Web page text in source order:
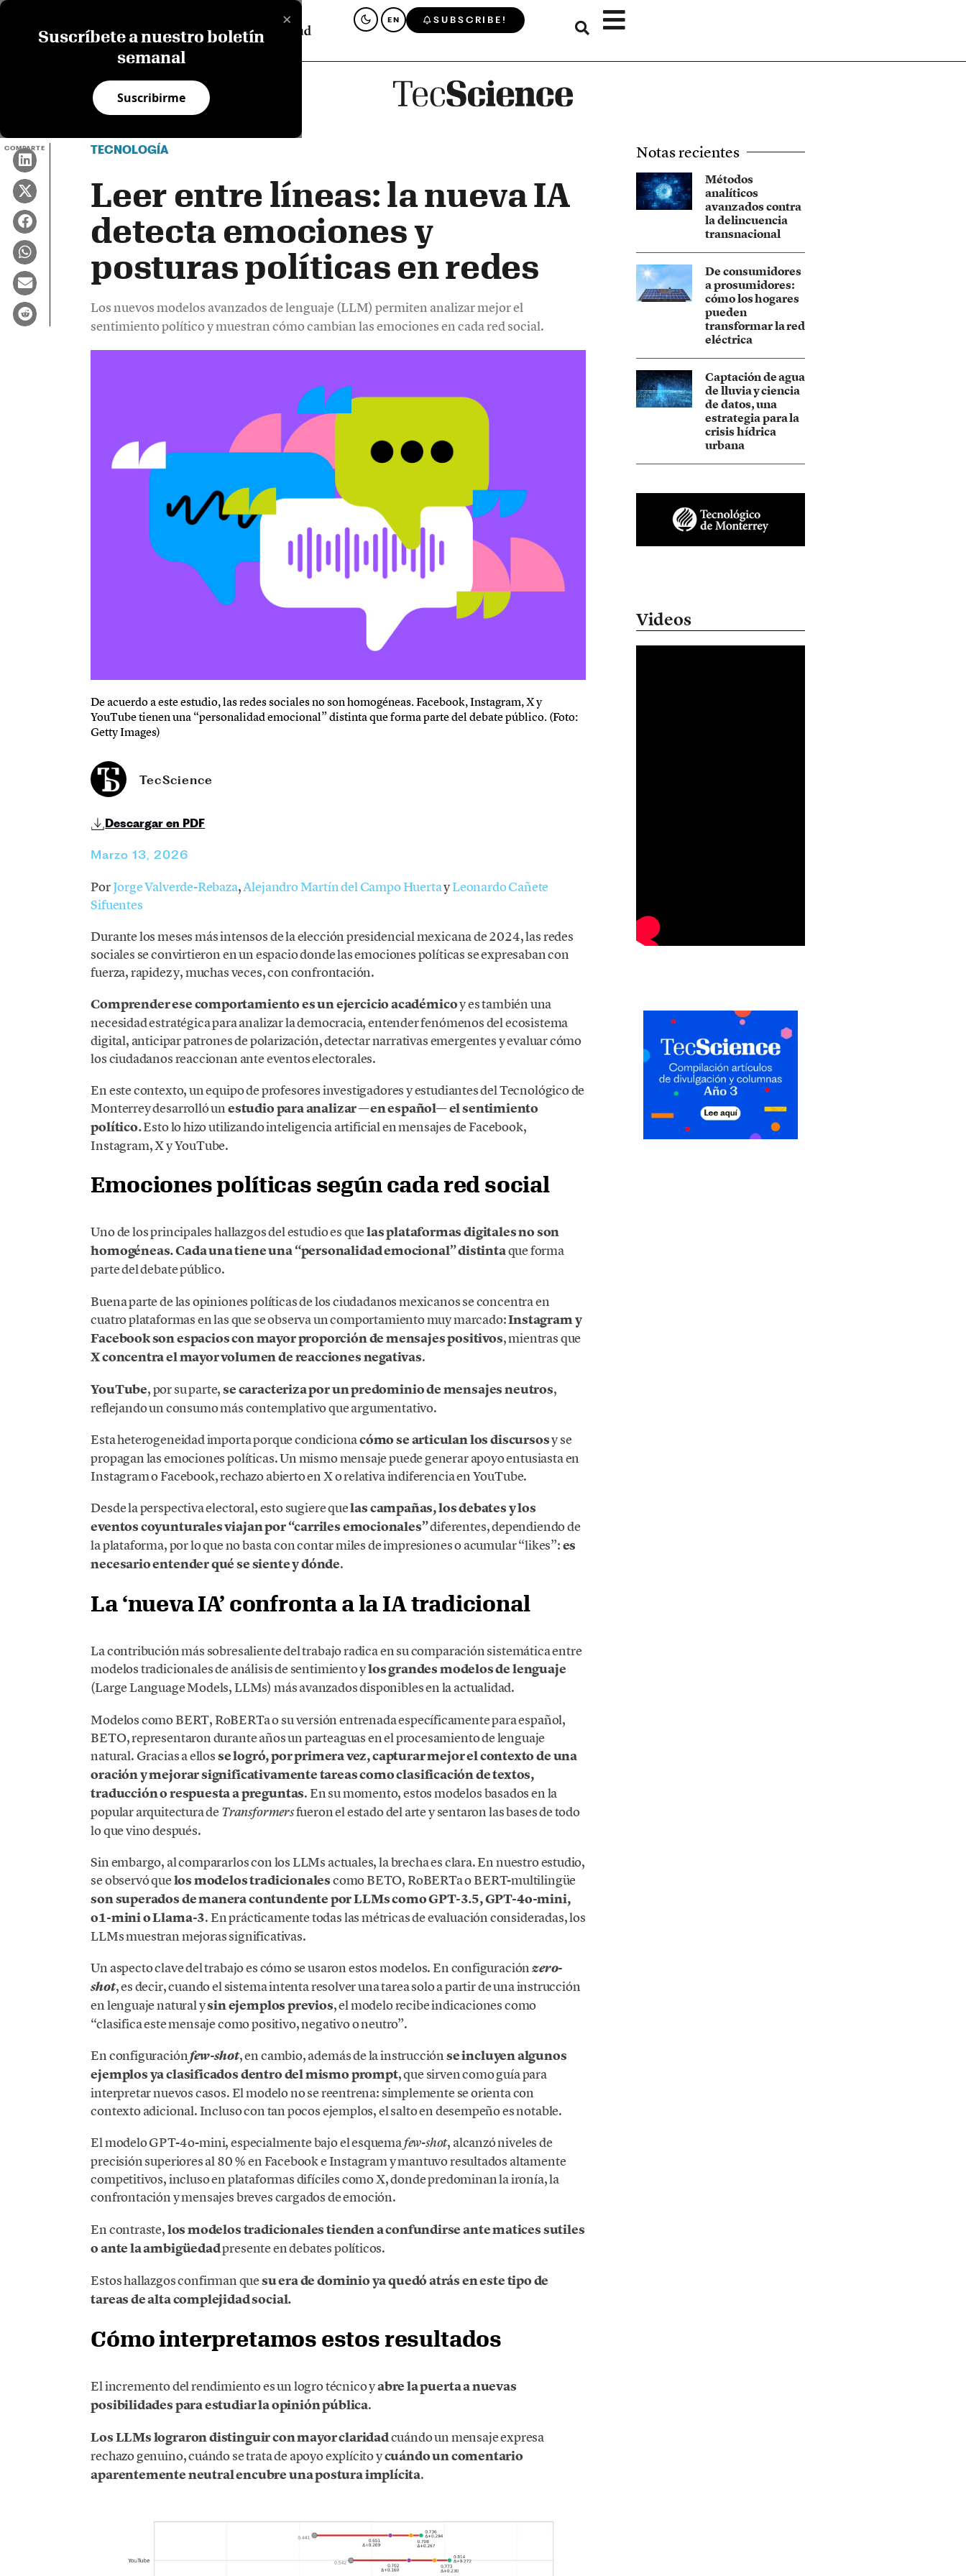
×
Suscríbete a nuestro boletín
semanal
Suscribirme
EN SUBSCRIBE!
COMPARTE TECNOLOGÍA
Leer entre líneas: la nueva IA
detecta emociones y
posturas políticas en redes
Los nuevos modelos avanzados de lenguaje (LLM) permiten analizar mejor el
sentimiento político y muestran cómo cambian las emociones en cada red social.
De acuerdo a este estudio, las redes sociales no son homogéneas. Facebook, Instagram, X y
YouTube tienen una “personalidad emocional” distinta que forma parte del debate público. (Foto:
Getty Images)
TecScience
Descargar en PDF
Marzo 13, 2026
PorJorge Valverde-Rebaza,Alejandro Martín del Campo HuertayLeonardo Cañete
Sifuentes
Durante los meses más intensos de la elección presidencial mexicana de 2024, las redes
sociales se convirtieron en un espacio donde las emociones políticas se expresaban con
fuerza, rapidez y, muchas veces, con confrontación.
Comprender ese comportamiento es un ejercicio académicoy es también una
necesidad estratégica para analizar la democracia, entender fenómenos del ecosistema
digital, anticipar patrones de polarización, detectar narrativas emergentes y evaluar cómo
los ciudadanos reaccionan ante eventos electorales.
En este contexto, un equipo de profesores investigadores y estudiantes del Tecnológico de
Monterrey desarrolló unestudio para analizar —en español— el sentimiento
político.Esto lo hizo utilizando inteligencia artificial en mensajes de Facebook,
Instagram, X y YouTube.
Emociones políticas según cada red social
Uno de los principales hallazgos del estudio esquelas plataformas digitales no son
homogéneas. Cada una tiene una “personalidad emocional” distintaque forma
parte del debate público.
Buena parte de las opiniones políticas de los ciudadanos mexicanos se concentra en
cuatro plataformas en las que se observa un comportamiento muy marcado:Instagram y
Facebook son espacios con mayor proporción de mensajes positivos, mientras que
X concentra el mayor volumen de reacciones negativas.
YouTube, por su parte,se caracteriza por un predominio de mensajes neutros,
reflejando un consumo más contemplativo que argumentativo.
Esta heterogeneidad importa porque condicionacómo se articulan los discursosy se
propagan las emociones políticas. Un mismo mensaje puede generar apoyo entusiasta en
Instagram o Facebook, rechazo abierto en X o relativa indiferencia en YouTube.
Desde la perspectiva electoral, esto sugiere quelas campañas, los debates y los
eventos coyunturales viajan por “carriles emocionales”diferentes, dependiendo de
la plataforma, por lo que no basta con contar miles de impresiones o acumular “likes”:es
necesario entender qué se siente y dónde.
La ‘nueva IA’ confronta a la IA tradicional
La contribución más sobresaliente del trabajo radica en su comparación sistemática entre
modelos tradicionales de análisis de sentimiento ylos grandes modelos de lenguaje
(Large Language Models, LLMs) más avanzados disponibles en la actualidad.
Modelos como BERT, RoBERTa o su versión entrenada específicamente para español,
BETO, representaron durante años un parteaguas en el procesamiento de lenguaje
natural. Gracias a ellosse logró, por primera vez, capturar mejor el contexto de una
oración y mejorar significativamente tareas como clasificación de textos,
traducción o respuesta a preguntas. En su momento, estos modelos basados en la
popular arquitectura deTransformersfueron el estado del arte y sentaron las bases de todo
lo que vino después.
Sin embargo, al compararlos con los LLMs actuales, la brecha es clara. En nuestro estudio,
se observó quelos modelos tradicionalescomo BETO, RoBERTa o BERT-multilingüe
son superados de manera contundente por LLMs como GPT-3.5, GPT-4o-mini,
o1-mini o Llama-3. En prácticamente todas las métricas de evaluación consideradas, los
LLMs muestran mejoras significativas.
Un aspecto clave del trabajo es cómo se usaron estos modelos. En configuraciónzero-
shot, es decir, cuando el sistema intenta resolver una tarea solo a partir de una instrucción
en lenguaje natural ysin ejemplos previos, el modelo recibe indicaciones como
“clasifica este mensaje como positivo, negativo o neutro”.
En configuraciónfew-shot, en cambio, además de la instrucciónse incluyen algunos
ejemplos ya clasificados dentro del mismo prompt, que sirven como guía para
interpretar nuevos casos. El modelo no se reentrena: simplemente se orienta con
contexto adicional. Incluso con tan pocos ejemplos, el salto en desempeño es notable.
El modelo GPT-4o-mini, especialmente bajo el esquemafew-shot, alcanzó niveles de
precisión superiores al 80 % en Facebook e Instagram y mantuvo resultados altamente
competitivos, incluso en plataformas difíciles como X, donde predominan la ironía, la
confrontación y mensajes breves cargados de emoción.
En contraste,los modelos tradicionalestienden a confundirse ante matices sutiles
o ante la ambigüedadpresente en debates políticos.
Estos hallazgosconfirman quesu era de dominio ya quedó atrás en este tipo de
tareas de alta complejidad social.
Cómo interpretamos estos resultados
El incremento del rendimiento es un logro técnico yabre la puerta a nuevas
posibilidades para estudiar la opinión pública.
Los LLMs lograron distinguir con mayor claridadcuándo un mensaje expresa
rechazo genuino, cuándo se trata de apoyo explícito ycuándo un comentario
aparentemente neutral encubre una postura implícita.
Notas recientes
Métodos
analíticos
avanzados contra
la delincuencia
transnacional
De consumidores
a prosumidores:
cómo los hogares
pueden
transformar la red
eléctrica
Captación de agua
de lluvia y ciencia
de datos, una
estrategia para la
crisis hídrica
urbana
Videos